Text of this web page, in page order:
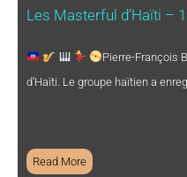
Les Masterful d’Haïti –
Pierre-François
d’Haïti. Le groupe haïtien a
Read More